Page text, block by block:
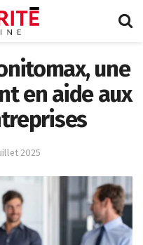
une
en aide aux
2025